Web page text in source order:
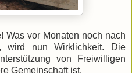
Was vor Monaten noch nach
wird nun Wirklichkeit. Die
von Freiwilligen
Gemeinschaft ist.